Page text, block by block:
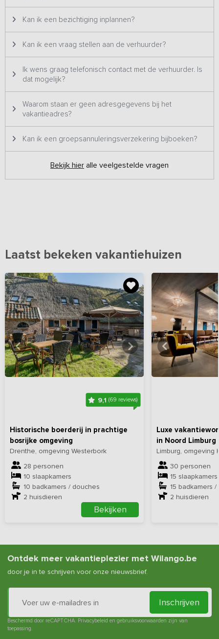
Kan ik een bezichtiging inplannen?
Kan ik een vraag stellen aan de verhuurder?
Ik wens graag telefonisch contact met de verhuurder. Is
dat mogelijk?
Waarom staan er geen adresgegevens bij het
vakantieadres?
Kan ik een groepsannuleringsverzekering bijboeken?
Bekijk hier alle veelgestelde vragen
Laatst bekeken vakantiehuizen
9,1(69 reviews)
Historische boerderij in prachtige
bosrijke omgeving
Drenthe, omgeving Westerbork
28 personen
10 slaapkamers
10 badkamers / douches
2 huisdieren
Bekijken
Bekijkhieralle foto's
Luxe
in Noord Limburg
Limburg, omgeving
30 personen
15 slaapkamers
15 badkamers
2 huisdieren
Bekijk
Ontdek meer vakantieplezier met Wilango.be
door je in te schrijven voor onze nieuwsbrief.
Inschrijven
Beschermd door reCAPTCHA. Privacybeleid en gebruiksvoorwaarden zijn van
toepassing.